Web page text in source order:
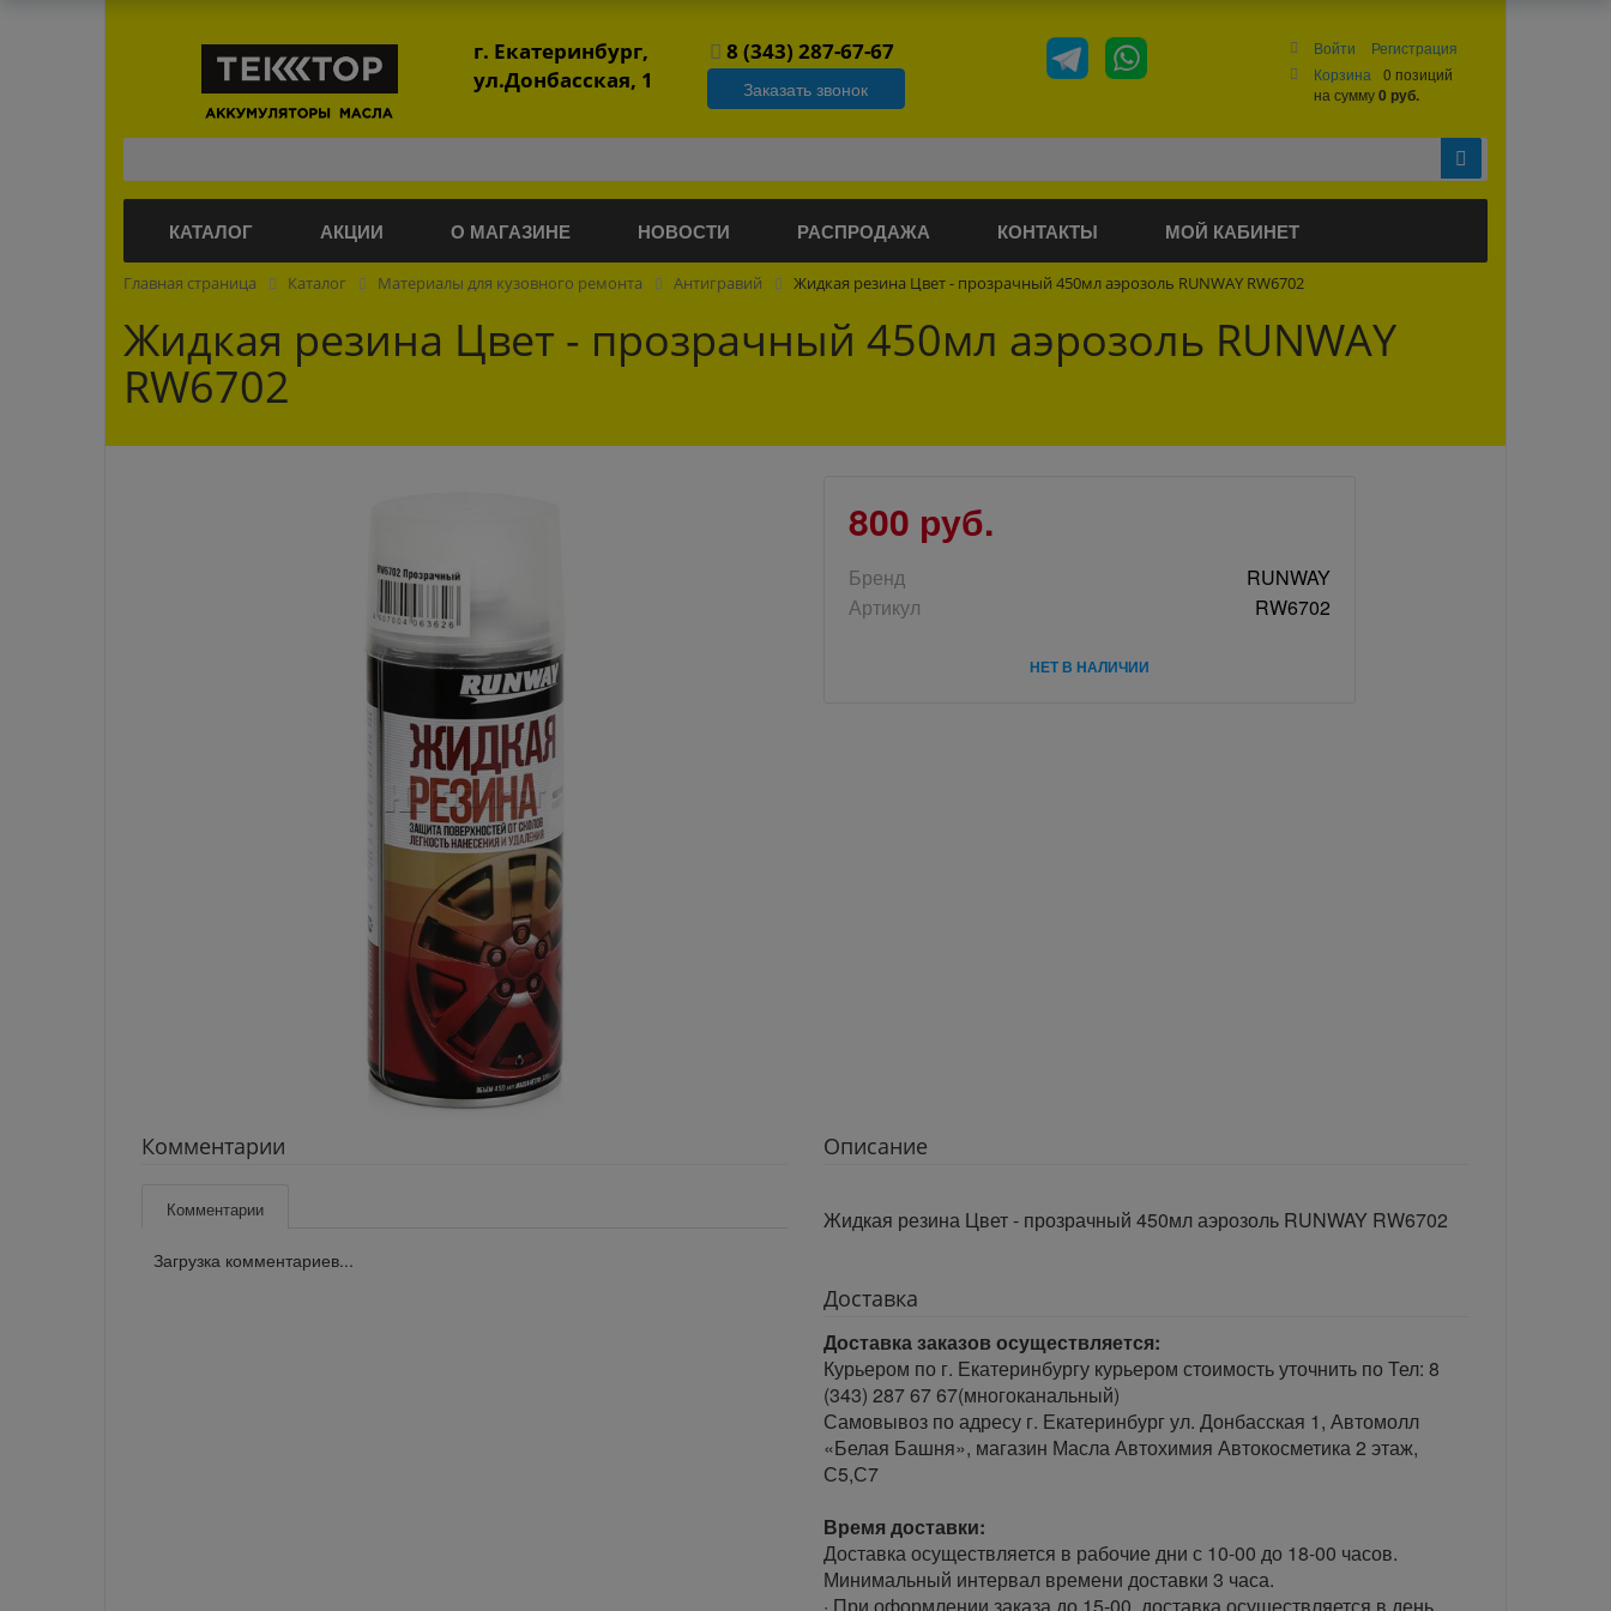
г. Екатеринбург,
ул.Донбасская, 1
8 (343) 287-67-67
Заказать звонок
Войти
Регистрация
Корзина
0 позиций
на сумму0 руб.
КАТАЛОГ АКЦИИ О МАГАЗИНЕ НОВОСТИ РАСПРОДАЖА КОНТАКТЫ МОЙ КАБИНЕТ
Главная страница Каталог Материалы для кузовного ремонта Антигравий Жидкая резина Цвет - прозрачный 450мл аэрозоль RUNWAY RW6702
Жидкая резина Цвет - прозрачный 450мл аэрозоль RUNWAY
RW6702
800 руб.
Бренд
RUNWAY
Артикул
RW6702
НЕТ В НАЛИЧИИ
Комментарии
Комментарии
Загрузка комментариев...
Описание
Жидкая резина Цвет - прозрачный 450мл аэрозоль RUNWAY RW6702
Доставка
Доставка заказов осуществляется:
Курьером по г. Екатеринбургу курьером стоимость уточнить по Тел: 8
(343) 287 67 67(многоканальный)
Самовывоз по адресу г. Екатеринбург ул. Донбасская 1, Автомолл
«Белая Башня», магазин Масла Автохимия Автокосметика 2 этаж,
С5,С7
Время доставки:
Доставка осуществляется в рабочие дни с 10-00 до 18-00 часов.
Минимальный интервал времени доставки 3 часа.
· При оформлении заказа до 15-00, доставка осуществляется в день